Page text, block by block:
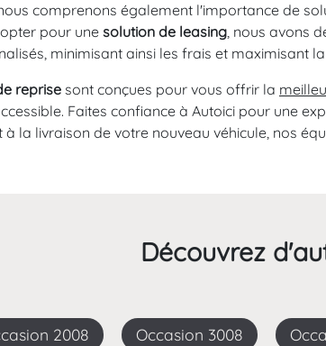
comprenons également l'importance de
pour une solution de leasing, nous avons
minimisant ainsi les frais et maximisant la
reprise sont conçues pour vous offrir la
Faites confiance à Autoici pour une
à la livraison de votre nouveau véhicule, nos
Découvrez
2008 Occasion 3008